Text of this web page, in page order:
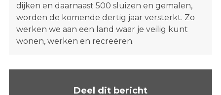
dijken en daarnaast 500 sluizen en gemalen,
worden de komende dertig jaar versterkt. Zo
werken we aan een land waar je veilig kunt
wonen, werken en recreëren.
Deel dit bericht